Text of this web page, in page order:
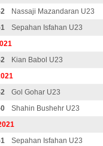
Nassaji Mazandaran U23
Sepahan Isfahan U23
Kian Babol U23
Gol Gohar U23
Shahin Bushehr U23
Sepahan Isfahan U23